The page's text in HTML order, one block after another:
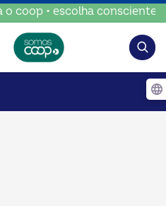
consciente, escolha o